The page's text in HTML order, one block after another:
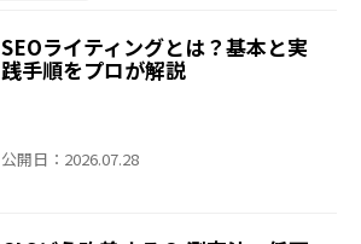
SEOライティングとは？基本と実
践手順をプロが解説
公開日：2026.07.28